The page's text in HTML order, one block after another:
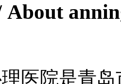
About
医院是青